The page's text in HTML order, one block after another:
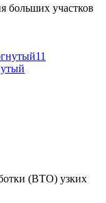
больших участков
(ВТО) узких